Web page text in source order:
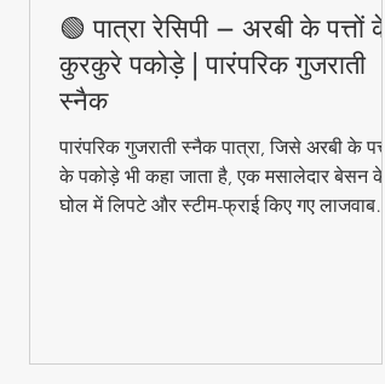
🟢 पात्रा रेसिपी – अरबी के पत्तों के
कुरकुरे पकोड़े | पारंपरिक गुजराती
स्नैक
पारंपरिक गुजराती स्नैक पात्रा, जिसे अरबी के पत्तों
के पकोड़े भी कहा जाता है, एक मसालेदार बेसन के
घोल में लिपटे और स्टीम-फ्राई किए गए लाजवाब